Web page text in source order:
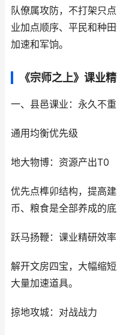
队僚属攻防，不打架只
业加点顺序、平民和种
加速和军饷。
《宗师之上》课业
一、县邑课业：永久不
通用均衡优先级
地大物博：资源产出T0
优先点榫卯结构，提高
币、粮食是全部养成的
跃马扬鞭：课业精研效率
解开文房四宝，大幅缩
大量加速道具。
掠地攻城：对战战力